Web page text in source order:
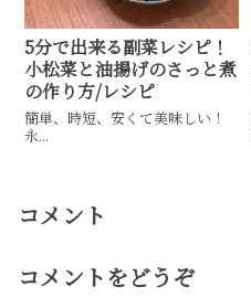
5分で出来る副菜レシピ！
小松菜と油揚げのさっと煮
の作り方/レシピ
簡単、時短、安くて美味しい！
永...
コメント
コメントをどうぞ